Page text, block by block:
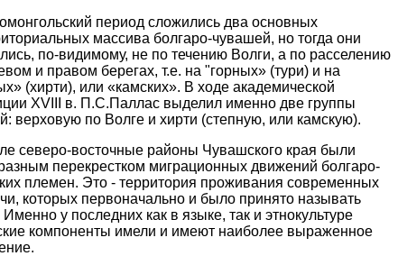
период сложились два основных
массива болгаро-чувашей, но тогда они
по-видимому, не по течению Волги, а по расселению
и правом берегах, т.е. на "горных» (тури) и на
(хирти), или «камских». В ходе академической
XVIII в. П.С.Паллас выделил именно две группы
верховую по Волге и хирти (степную, или камскую).
северо-восточные районы Чувашского края были
перекрестком миграционных движений болгаро-
племен. Это - территория проживания современных
которых первоначально и было принято называть
у последних как в языке, так и этнокультуре
компоненты имели и имеют наиболее выраженное